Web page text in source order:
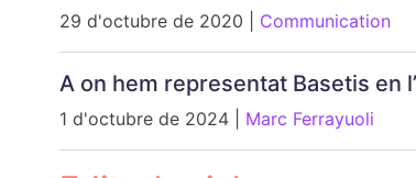
29 d'octubre de 2020 | Communication
A on hem representat Basetis en
1 d'octubre de 2024 | Marc Ferrayuoli